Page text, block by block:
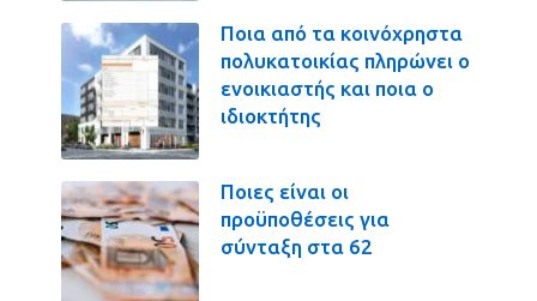
Ποια από τα κοινόχρηστα
πολυκατοικίας πληρώνει ο
ενοικιαστής και ποια ο
ιδιοκτήτης
Ποιες είναι οι
προϋποθέσεις για
σύνταξη στα 62